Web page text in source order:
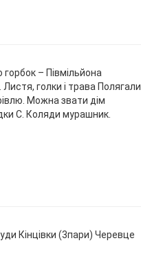
– Півмільйона
голки і трава Полягали
Можна звати дім
С. Коляди мурашник.
Кінцівки (3пари) Черевце